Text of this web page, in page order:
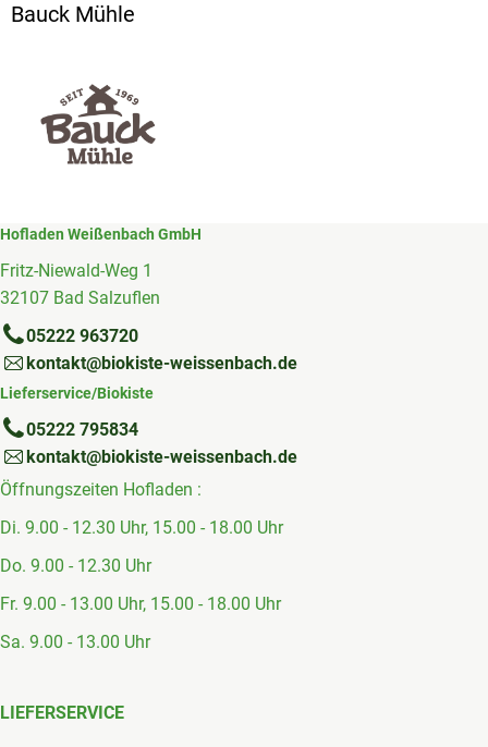
Bauck Mühle
Hofladen Weißenbach GmbH
Fritz-Niewald-Weg 1
32107 Bad Salzuflen
05222 963720
kontakt@biokiste-weissenbach.de
Lieferservice/Biokiste
05222 795834
kontakt@biokiste-weissenbach.de
Öffnungszeiten Hofladen :
Di. 9.00 - 12.30 Uhr, 15.00 - 18.00 Uhr
Do. 9.00 - 12.30 Uhr
Fr. 9.00 - 13.00 Uhr, 15.00 - 18.00 Uhr
Sa. 9.00 - 13.00 Uhr
LIEFERSERVICE